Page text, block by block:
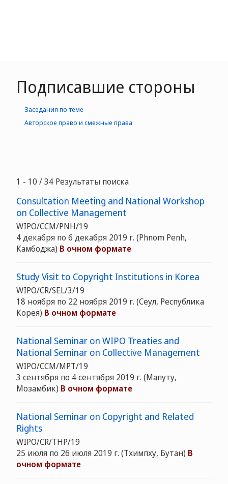
Подписавшие стороны
Заседания по теме
Авторское право и смежные права
1 - 10 / 34 Результаты поиска
Consultation Meeting and National Workshop
on Collective Management
WIPO/CCM/PNH/19
4 декабря по 6 декабря 2019 г. (Phnom Penh,
Камбоджа) В очном формате
Study Visit to Copyright Institutions in Korea
WIPO/CR/SEL/3/19
18 ноября по 22 ноября 2019 г. (Сеул, Республика
Корея) В очном формате
National Seminar on WIPO Treaties and
National Seminar on Collective Management
WIPO/CCM/MPT/19
3 сентября по 4 сентября 2019 г. (Мапуту,
Мозамбик) В очном формате
National Seminar on Copyright and Related
Rights
WIPO/CR/THP/19
25 июля по 26 июля 2019 г. (Тхимпху, Бутан) В
очном формате